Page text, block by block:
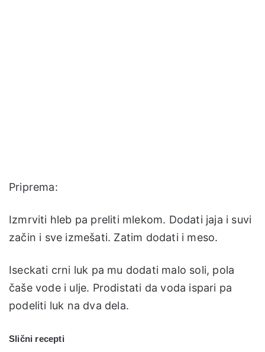
Priprema:
Izmrviti hleb pa preliti mlekom. Dodati jaja i suvi
začin i sve izmešati. Zatim dodati i meso.
Iseckati crni luk pa mu dodati malo soli, pola
čaše vode i ulje. Prodistati da voda ispari pa
podeliti luk na dva dela.
Slični recepti